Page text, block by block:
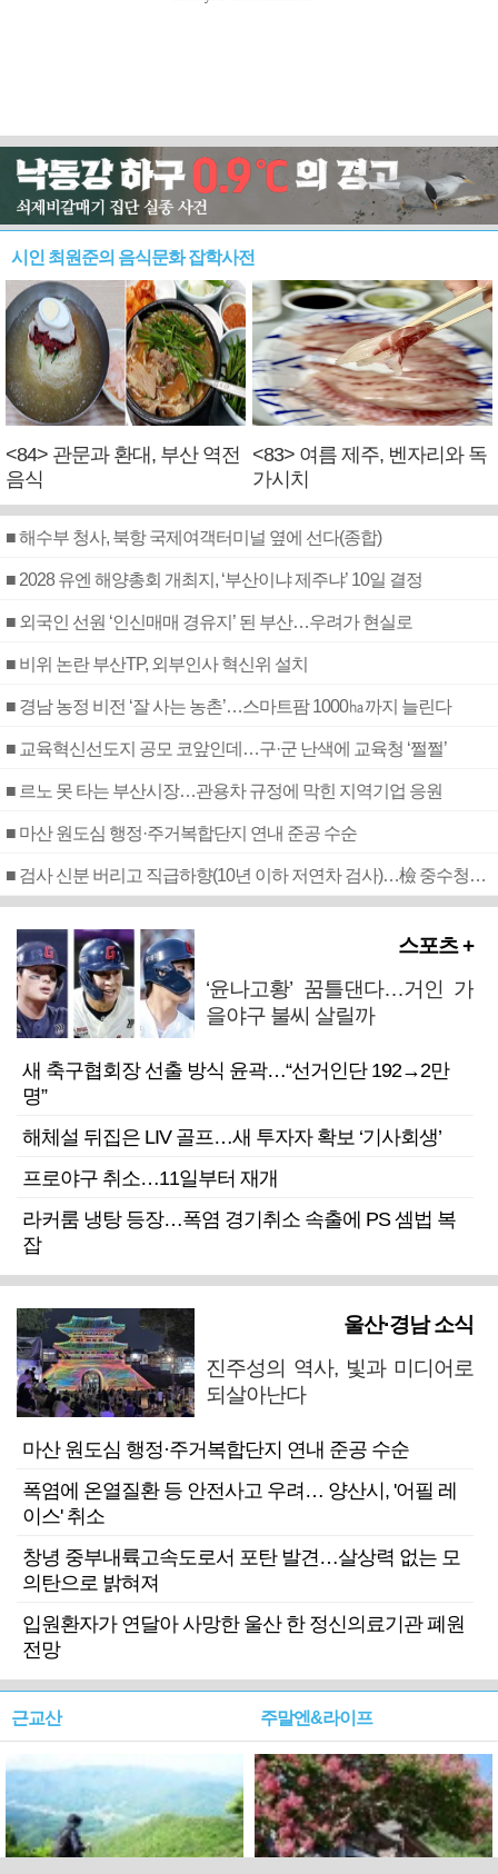
시인 최원준의 음식문화 잡학사전
<84> 관문과 환대, 부산 역전
음식
<83> 여름 제주, 벤자리와 독
가시치
■ 해수부 청사, 북항 국제여객터미널 옆에 선다(종합)
■ 2028 유엔 해양총회 개최지, ‘부산이냐 제주냐’ 10일 결정
■ 외국인 선원 ‘인신매매 경유지’ 된 부산…우려가 현실로
■ 비위 논란 부산TP, 외부인사 혁신위 설치
■ 경남 농정 비전 ‘잘 사는 농촌’…스마트팜 1000㏊까지 늘린다
■ 교육혁신선도지 공모 코앞인데…구·군 난색에 교육청 ‘쩔쩔’
■ 르노 못 타는 부산시장…관용차 규정에 막힌 지역기업 응원
■ 마산 원도심 행정·주거복합단지 연내 준공 수순
■ 검사 신분 버리고 직급하향(10년 이하 저연차 검사)…檢 중수청행 기피
스포츠 +
‘윤나고황’ 꿈틀댄다…거인 가
을야구 불씨 살릴까
새 축구협회장 선출 방식 윤곽…“선거인단 192→2만
명”
해체설 뒤집은 LIV 골프…새 투자자 확보 ‘기사회생’
프로야구 취소…11일부터 재개
라커룸 냉탕 등장…폭염 경기취소 속출에 PS 셈법 복
잡
울산·경남 소식
진주성의 역사, 빛과 미디어로
되살아난다
마산 원도심 행정·주거복합단지 연내 준공 수순
폭염에 온열질환 등 안전사고 우려… 양산시, '어필 레
이스' 취소
창녕 중부내륙고속도로서 포탄 발견…살상력 없는 모
의탄으로 밝혀져
입원환자가 연달아 사망한 울산 한 정신의료기관 폐원
전망
근교산 주말엔&라이프